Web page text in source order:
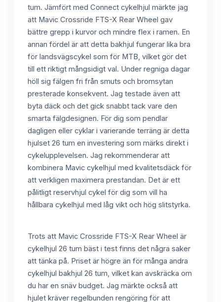
tum. Jämfört med Connect cykelhjul märkte jag
att Mavic Crossride FTS-X Rear Wheel gav
bättre grepp i kurvor och mindre flex i ramen. En
annan fördel är att detta bakhjul fungerar lika bra
för landsvägscykel som för MTB, vilket gör det
till ett riktigt mångsidigt val. Under regniga dagar
höll sig fälgen fri från smuts och bromsytan
presterade konsekvent. Jag testade även att
byta däck och det gick snabbt tack vare den
smarta fälgdesignen. För dig som pendlar
dagligen eller cyklar i varierande terräng är detta
hjulset 26 tum en investering som märks direkt i
cykelupplevelsen. Jag rekommenderar att
kombinera Mavic cykelhjul med kvalitetsdäck för
att verkligen maximera prestandan. Det är ett
pålitligt reservhjul cykel för dig som vill ha
hållbara cykelhjul med låg vikt och hög slitstyrka.
Trots att Mavic Crossride FTS-X Rear Wheel är
cykelhjul 26 tum bäst i test finns det några saker
att tänka på. Priset är högre än för många andra
cykelhjul bakhjul 26 tum, vilket kan avskräcka om
du har en snäv budget. Jag märkte också att
hjulet kräver regelbunden rengöring för att